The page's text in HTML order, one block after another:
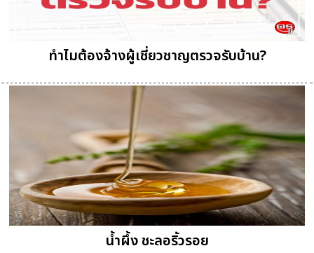
ทำไมต้องจ้างผู้เชี่ยวชาญตรวจรับบ้าน?
น้ำผึ้ง ชะลอริ้วรอย